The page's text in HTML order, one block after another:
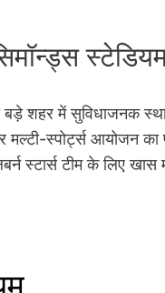
शहर में सुविधाजनक
मल्टी-स्पोर्ट्स आयोजन
स्टार्स टीम के लिए खास